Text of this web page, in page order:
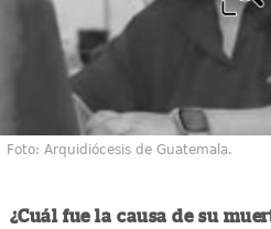
Foto: Arquidiócesis de Guatemala.
¿Cuál fue la causa de su